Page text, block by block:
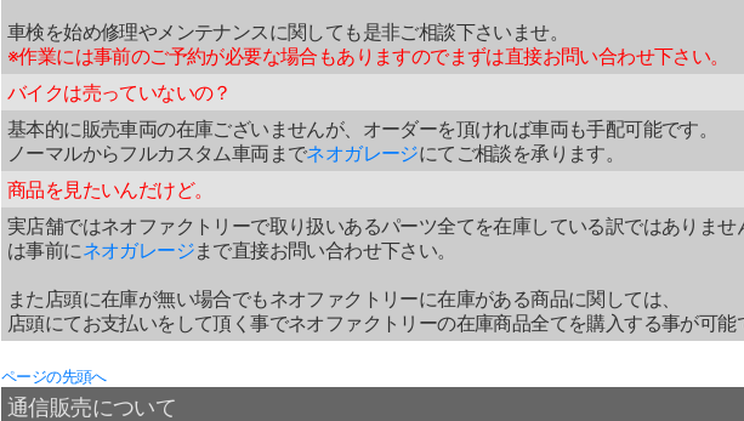
車検を始め修理やメンテナンスに関しても是非ご相談下さいませ。
※作業には事前のご予約が必要な場合もありますのでまずは直接お問い合わせ下さい。
バイクは売っていないの？
基本的に販売車両の在庫ございませんが、オーダーを頂ければ車両も手配可能です。
ノーマルからフルカスタム車両までネオガレージにてご相談を承ります。
商品を見たいんだけど。
実店舗ではネオファクトリーで取り扱いあるパーツ全てを在庫している訳ではありま
は事前にネオガレージまで直接お問い合わせ下さい。
また店頭に在庫が無い場合でもネオファクトリーに在庫がある商品に関しては、
店頭にてお支払いをして頂く事でネオファクトリーの在庫商品全てを購入する事が可能
ページの先頭へ
通信販売について